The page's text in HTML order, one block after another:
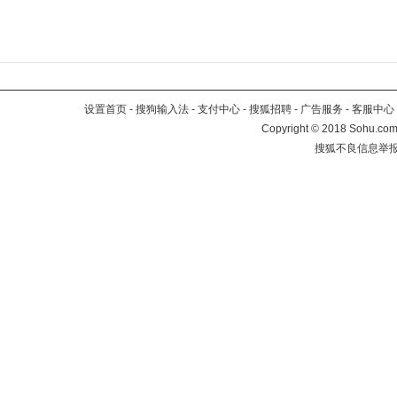
设置首页 - 搜狗输入法 - 支付中心 - 搜狐招聘 - 广告服务 - 客服中心
Copyright©2018
搜狐不良信息举